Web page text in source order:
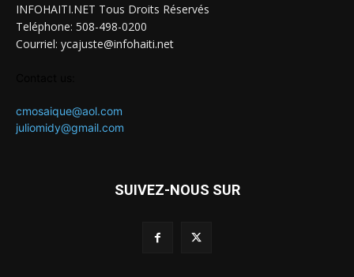
INFOHAITI.NET Tous Droits Réservés
Teléphone: 508-498-0200
Courriel: ycajuste@infohaiti.net
cmosaique@aol.com
juliomidy@gmail.com
SUIVEZ-NOUS SUR